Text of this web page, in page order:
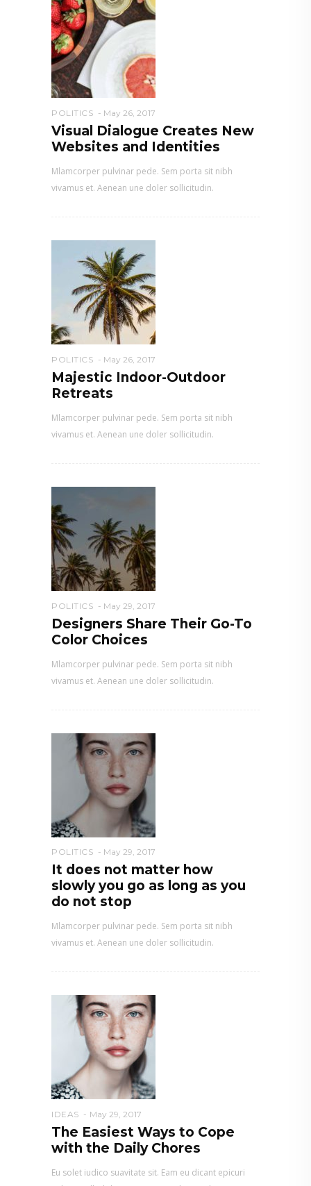
POLITICS May 26, 2017
Visual Dialogue Creates New
Websites and Identities
Mlamcorper pulvinar pede. Sem porta sit nibh
vivamus et. Aenean une doler sollicitudin.
POLITICS May 26, 2017
Majestic Indoor-Outdoor
Retreats
Mlamcorper pulvinar pede. Sem porta sit nibh
vivamus et. Aenean une doler sollicitudin.
POLITICS May 29, 2017
Designers Share Their Go-To
Color Choices
Mlamcorper pulvinar pede. Sem porta sit nibh
vivamus et. Aenean une doler sollicitudin.
POLITICS May 29, 2017
It does not matter how
slowly you go as long as you
do not stop
Mlamcorper pulvinar pede. Sem porta sit nibh
vivamus et. Aenean une doler sollicitudin.
IDEAS May 29, 2017
The Easiest Ways to Cope
with the Daily Chores
Eu solet iudico suavitate sit. Eam eu dicant epicuri